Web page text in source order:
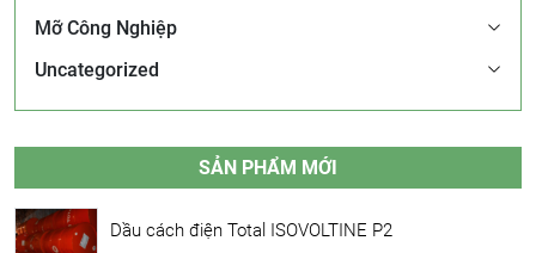
Mỡ Công Nghiệp
Uncategorized
SẢN PHẨM MỚI
Dầu cách điện Total ISOVOLTINE P2